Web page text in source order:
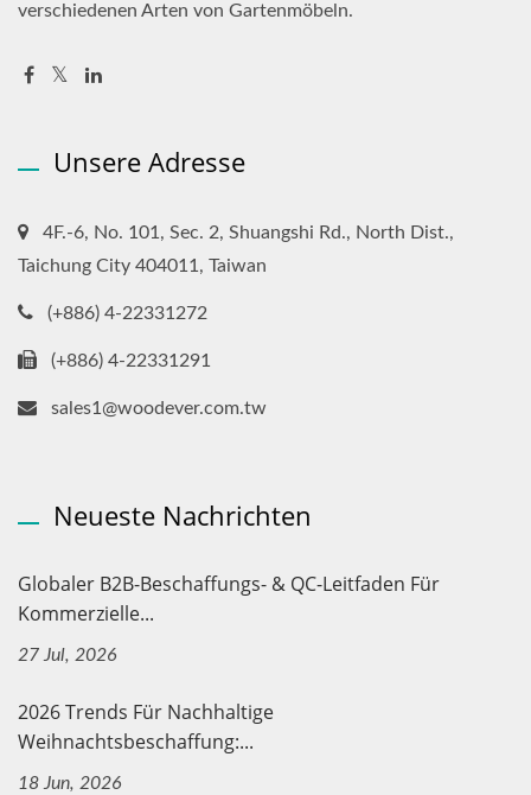
verschiedenen Arten von Gartenmöbeln.
Unsere Adresse
4F.-6, No. 101, Sec. 2, Shuangshi Rd., North Dist.,
Taichung City 404011, Taiwan
(+886) 4-22331272
(+886) 4-22331291
sales1@woodever.com.tw
Neueste Nachrichten
Globaler B2B-Beschaffungs- & QC-Leitfaden Für
Kommerzielle...
27 Jul, 2026
2026 Trends Für Nachhaltige
Weihnachtsbeschaffung:...
18 Jun, 2026